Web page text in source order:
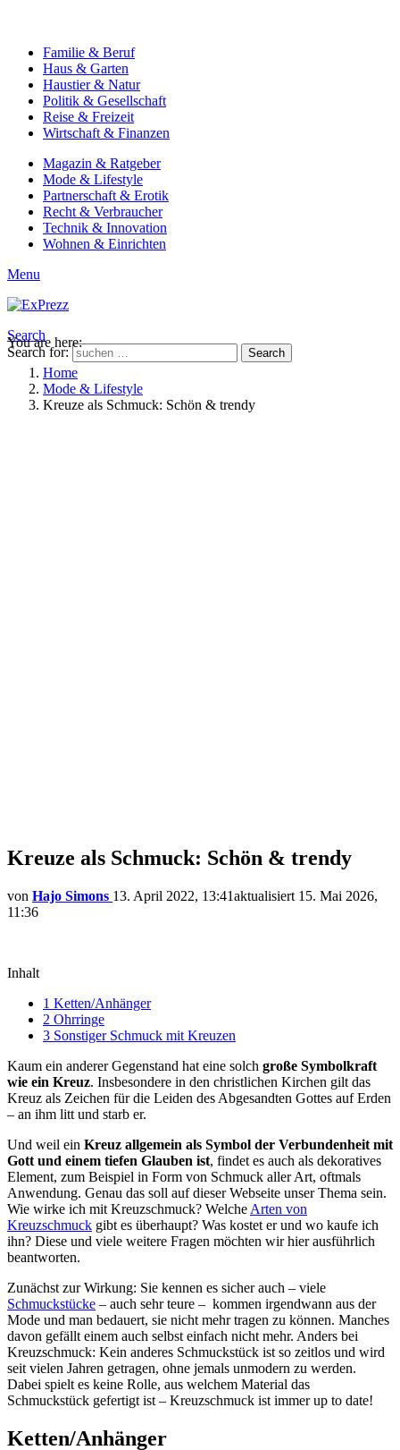
Familie & Beruf
Haus & Garten
Haustier & Natur
Politik & Gesellschaft
Reise & Freizeit
Wirtschaft & Finanzen
Magazin & Ratgeber
Mode & Lifestyle
Partnerschaft & Erotik
Recht & Verbraucher
Technik & Innovation
Wohnen & Einrichten
Menu
Search
Search for:
Search
You are here:
Home
Mode & Lifestyle
Kreuze als Schmuck: Schön & trendy
Kreuze als Schmuck: Schön & trendy
von Hajo Simons 13. April 2022, 13:41aktualisiert 15. Mai 2026,
11:36
Inhalt
1 Ketten/Anhänger
2 Ohrringe
3 Sonstiger Schmuck mit Kreuzen
Kaum ein anderer Gegenstand hat eine solch große Symbolkraft
wie ein Kreuz. Insbesondere in den christlichen Kirchen gilt das
Kreuz als Zeichen für die Leiden des Abgesandten Gottes auf Erden
– an ihm litt und starb er.
Und weil ein Kreuz allgemein als Symbol der Verbundenheit mit
Gott und einem tiefen Glauben ist, findet es auch als dekoratives
Element, zum Beispiel in Form von Schmuck aller Art, oftmals
Anwendung. Genau das soll auf dieser Webseite unser Thema sein.
Wie wirke ich mit Kreuzschmuck? Welche Arten von
Kreuzschmuck gibt es überhaupt? Was kostet er und wo kaufe ich
ihn? Diese und viele weitere Fragen möchten wir hier ausführlich
beantworten.
Zunächst zur Wirkung: Sie kennen es sicher auch – viele
Schmuckstücke – auch sehr teure – kommen irgendwann aus der
Mode und man bedauert, sie nicht mehr tragen zu können. Manches
davon gefällt einem auch selbst einfach nicht mehr. Anders bei
Kreuzschmuck: Kein anderes Schmuckstück ist so zeitlos und wird
seit vielen Jahren getragen, ohne jemals unmodern zu werden.
Dabei spielt es keine Rolle, aus welchem Material das
Schmuckstück gefertigt ist – Kreuzschmuck ist immer up to date!
Ketten/Anhänger